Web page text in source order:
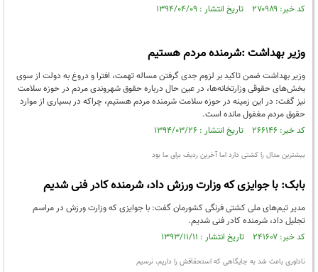
کد خبر: ۲۷۰۹۸۹ تاریخ انتشار : ۱۳۹۴/۰۴/۰۹
وزیر بهداشت :شرمنده مردم هستیم
وزیر بهداشت ضمن تاکید بر لزوم جدی گرفتن مساله تهمت، افترا و دروغ به دولت از سوی
بخش‌های حقوقی وزارتخانه‌ها، در عین حال درباره حقوق شهروندی مردم در حوزه سلامت
نیز گفت: در این زمینه در حوزه سلامت شرمنده مردم هستیم، چراکه در بسیاری از موارد
حقوق مردم مغفول مانده است.
کد خبر: ۲۶۶۱۴۶ تاریخ انتشار : ۱۳۹۴/۰۳/۲۶
بیشترین مدال را کشتی دارد اما آخرین ردیف برای ما بود
بابک: با جوایزی که وزارت ورزش داد، شرمنده کادر فنی شدیم
مدیر تیم‌های ملی کشتی فرنگی کشورمان گفت: با جوایزی که وزارت ورزش در مراسم
تجلیل داد، شرمنده کادر فنی شدیم.
کد خبر: ۲۴۱۶۰۷ تاریخ انتشار : ۱۳۹۳/۱۱/۱۱
ناداوری باعث شد به جایگاهی که استحقاقش را داریم، نرسیم